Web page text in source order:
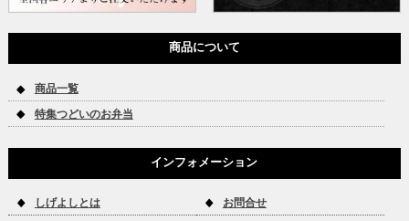
商品について
商品一覧
特集つどいのお弁当
インフォメーション
しげよしとは お問合せ